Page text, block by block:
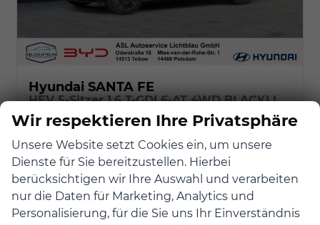
Hyundai SANTA FE
HEV 5-Sitzer 1.6 T-GDI 6-AT 4WD BLACKLINE Glas-Schiebedach & Digital Key
sofort lieferbar Vorführwagen
Fahrzeugnr. 8911 Getriebe Autom. 6-Gang
Kraftstoff Benzin Außenfarbe Creamy White
Leistung 158 kW (215 PS) Kilometerstand 12.000 km
30.06.2025
Wir respektieren Ihre Privatsphäre
Unsere Website setzt Cookies ein, um unsere
Dienste für Sie bereitzustellen. Hierbei
berücksichtigen wir Ihre Auswahl und verarbeiten
nur die Daten für Marketing, Analytics und
Personalisierung, für die Sie uns Ihr Einverständnis